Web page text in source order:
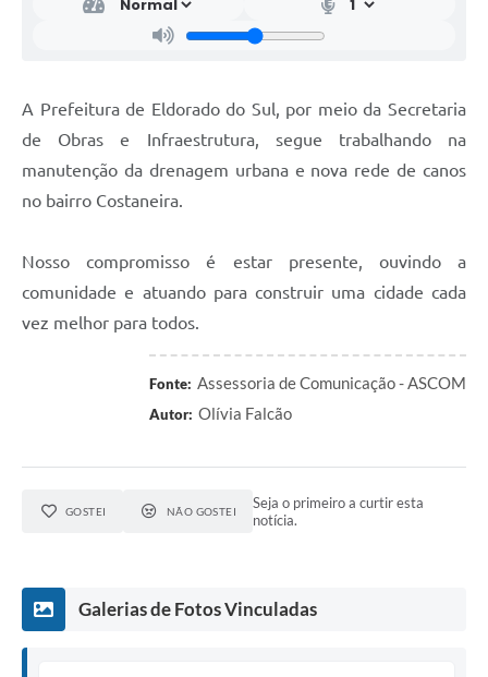
A Prefeitura de Eldorado do Sul, por meio da Secretaria
de Obras e Infraestrutura, segue trabalhando na
manutenção da drenagem urbana e nova rede de canos
no bairro Costaneira.
Nosso compromisso é estar presente, ouvindo a
comunidade e atuando para construir uma cidade cada
vez melhor para todos.
Fonte: Assessoria de Comunicação - ASCOM
Autor: Olívia Falcão
GOSTEI NÃO GOSTEI
Seja o primeiro a curtir esta
notícia.
Galerias de Fotos Vinculadas